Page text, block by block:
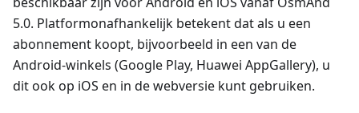
5.0. Platformonafhankelijk betekent dat als u een
abonnement koopt, bijvoorbeeld in een van de
Android-winkels (Google Play, Huawei AppGallery), u
dit ook op iOS en in de webversie kunt gebruiken.